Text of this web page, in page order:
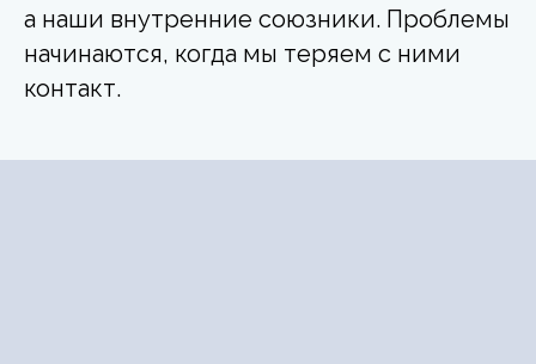
а наши внутренние союзники. Проблемы
начинаются, когда мы теряем с ними
контакт.